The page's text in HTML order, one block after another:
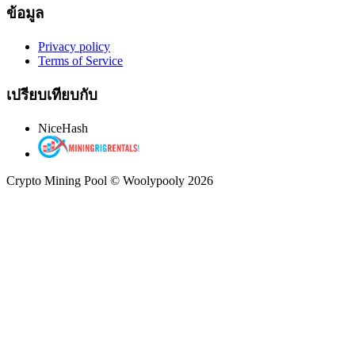
ข้อมูล
Privacy policy
Terms of Service
เปรียบเทียบกับ
NiceHash
Crypto Mining Pool © Woolypooly 2026